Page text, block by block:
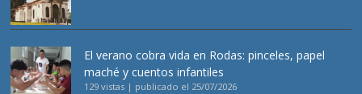
El verano cobra vida en Rodas: pinceles, papel
maché y cuentos infantiles
129 vistas | publicado el 25/07/2026